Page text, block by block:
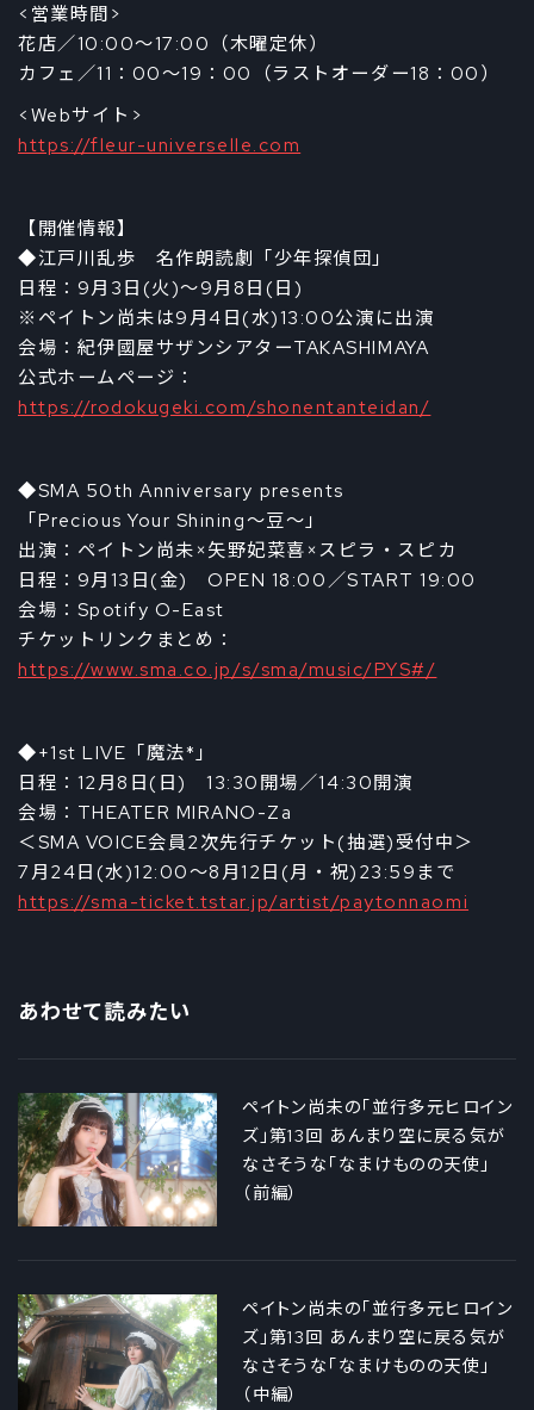
<営業時間>
花店／10:00～17:00（木曜定休）
カフェ／11：00～19：00（ラストオーダー18：00）
<Webサイト>
https://fleur-universelle.com
【開催情報】
◆江戸川乱歩 名作朗読劇「少年探偵団」
日程：9月3日(火)～9月8日(日)
※ペイトン尚未は9月4日(水)13:00公演に出演
会場：紀伊國屋サザンシアターTAKASHIMAYA
公式ホームページ：
https://rodokugeki.com/shonentanteidan/
◆SMA 50th Anniversary presents
「Precious Your Shining～豆～」
出演：ペイトン尚未×矢野妃菜喜×スピラ・スピカ
日程：9月13日(金) OPEN 18:00／START 19:00
会場：Spotify O-East
チケットリンクまとめ：
https://www.sma.co.jp/s/sma/music/PYS#/
◆+1st LIVE「魔法*」
日程：12月8日(日) 13:30開場／14:30開演
会場：THEATER MIRANO-Za
＜SMA VOICE会員2次先行チケット(抽選)受付中＞
7月24日(水)12:00～8月12日(月・祝)23:59まで
https://sma-ticket.tstar.jp/artist/paytonnaomi
あわせて読みたい
ペイトン尚未の「並行多元ヒロイン
ズ」第13回 あんまり空に戻る気が
なさそうな「なまけものの天使」
（前編）
ペイトン尚未の「並行多元ヒロイン
ズ」第13回 あんまり空に戻る気が
なさそうな「なまけものの天使」
（中編）